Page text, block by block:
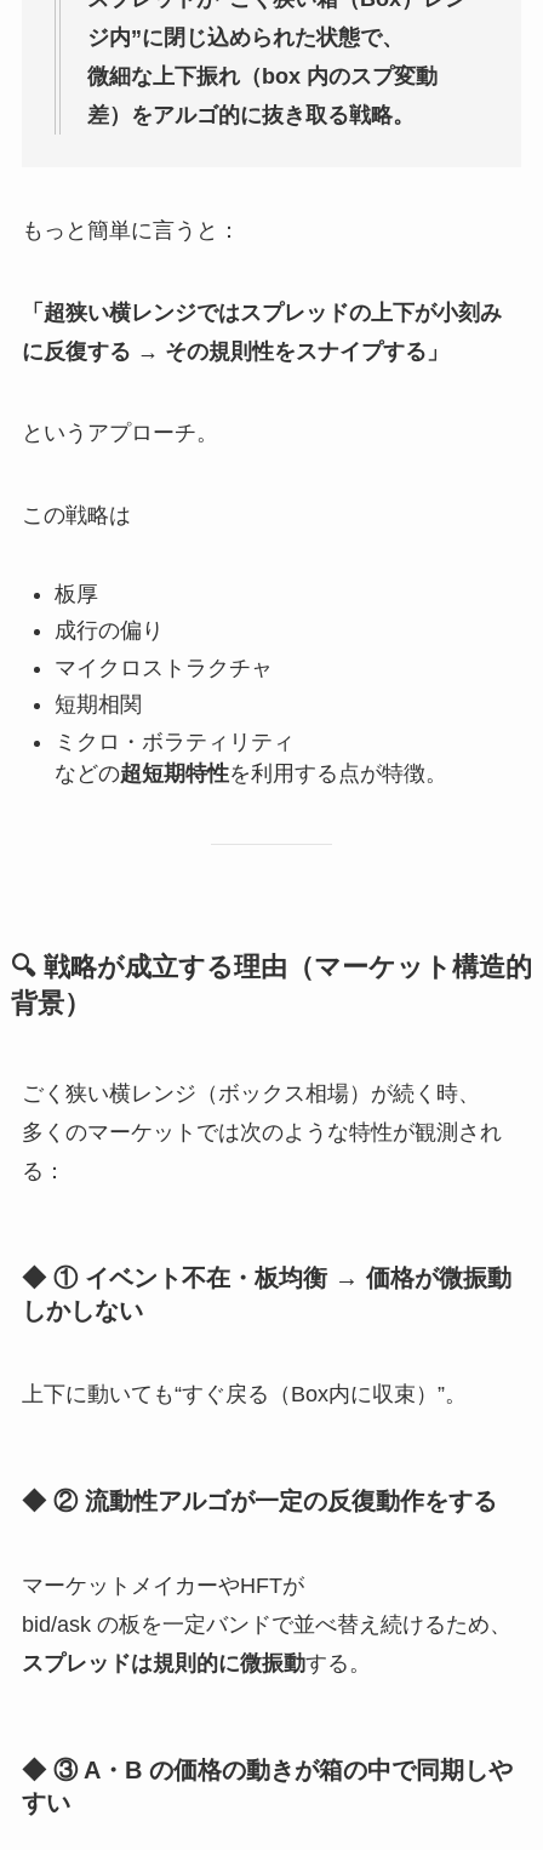
ジ内”に閉じ込められた状態で、
微細な上下振れ（box 内のスプ変動
差）をアルゴ的に抜き取る戦略。
もっと簡単に言うと：
「超狭い横レンジではスプレッドの上下が小刻み
に反復する → その規則性をスナイプする」
というアプローチ。
この戦略は
板厚
成行の偏り
マイクロストラクチャ
短期相関
ミクロ・ボラティリティ
などの超短期特性を利用する点が特徴。
🔍 戦略が成立する理由（マーケット構造的
背景）
ごく狭い横レンジ（ボックス相場）が続く時、
多くのマーケットでは次のような特性が観測され
る：
◆ ① イベント不在・板均衡 → 価格が微振動
しかしない
上下に動いても“すぐ戻る（Box内に収束）”。
◆ ② 流動性アルゴが一定の反復動作をする
マーケットメイカーやHFTが
bid/ask の板を一定バンドで並べ替え続けるため、
スプレッドは規則的に微振動する。
◆ ③ A・B の価格の動きが箱の中で同期しや
すい